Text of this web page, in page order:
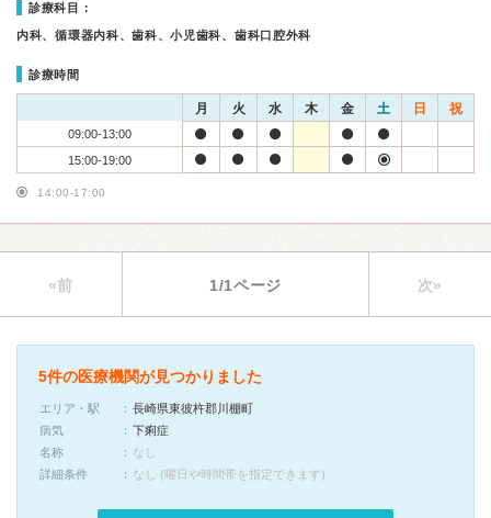
診療科目：
内科、循環器内科、歯科、小児歯科、歯科口腔外科
診療時間
月 火 水 木 金 土 日 祝
09:00-13:00
15:00-19:00
14:00-17:00
«前 1/1ページ 次»
5件の医療機関が見つかりました
エリア・駅
長崎県東彼杵郡川棚町
病気
下痢症
名称
なし
詳細条件
なし (曜日や時間帯を指定できます)